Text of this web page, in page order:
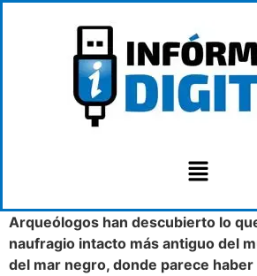
Arqueólogos han descubierto lo
naufragio intacto más antiguo del
del mar negro, donde parece